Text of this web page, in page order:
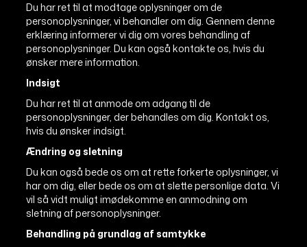
Du har ret til at modtage oplysninger om de
personoplysninger, vi behandler om dig. Gennem denne
erklæring informerer vi dig om vores behandling af
personoplysninger. Du kan også kontakte os, hvis du
ønsker mere information.
Indsigt
Du har ret til at anmode om adgang til de
personoplysninger, der behandles om dig. Kontakt os,
hvis du ønsker indsigt.
Ændring og sletning
Du kan også bede os om at rette forkerte oplysninger, vi
har om dig, eller bede os om at slette personlige data. Vi
vil så vidt muligt imødekomme en anmodning om
sletning af personoplysninger.
Behandling på grundlag af samtykke